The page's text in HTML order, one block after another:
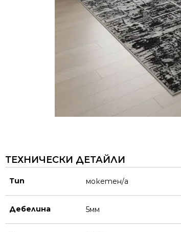
ТЕХНИЧЕСКИ ДЕТАЙЛИ
Тип мокетен/а
Дебелина 5мм